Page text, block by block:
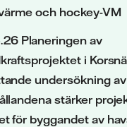
och hockey-VM
Planeringen av
i
undersökning av
stärker
för byggandet av